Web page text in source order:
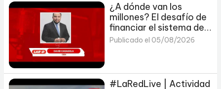
¿A dónde van los
millones? El desafío de
financiar el sistema de
justicia en Guatemala
Publicado el 05/08/2026
#LaRedLive | Actividad